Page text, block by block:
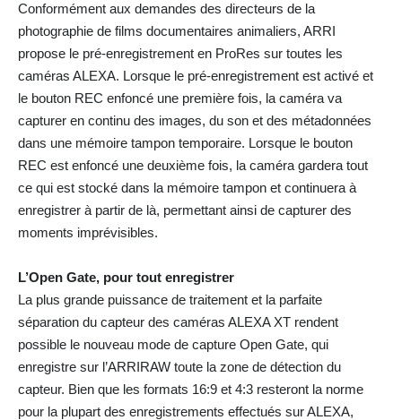
Conformément aux demandes des directeurs de la
photographie de films documentaires animaliers, ARRI
propose le pré-enregistrement en ProRes sur toutes les
caméras ALEXA. Lorsque le pré-enregistrement est activé et
le bouton REC enfoncé une première fois, la caméra va
capturer en continu des images, du son et des métadonnées
dans une mémoire tampon temporaire. Lorsque le bouton
REC est enfoncé une deuxième fois, la caméra gardera tout
ce qui est stocké dans la mémoire tampon et continuera à
enregistrer à partir de là, permettant ainsi de capturer des
moments imprévisibles.
L’Open Gate, pour tout enregistrer
La plus grande puissance de traitement et la parfaite
séparation du capteur des caméras ALEXA XT rendent
possible le nouveau mode de capture Open Gate, qui
enregistre sur l’ARRIRAW toute la zone de détection du
capteur. Bien que les formats 16:9 et 4:3 resteront la norme
pour la plupart des enregistrements effectués sur ALEXA,